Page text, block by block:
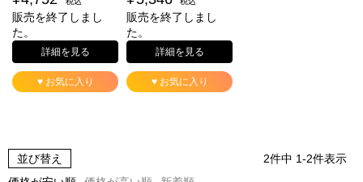
販売を終了しまし
た。
詳細を見る
♥ お気に入り
販売を終了しまし
た。
詳細を見る
♥ お気に入り
並び替え
2件中 1-2件表示